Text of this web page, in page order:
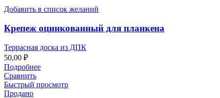
Добавить в список желаний
Крепеж оцинкованный для планкена
Террасная доска из ДПК
50,00 ₽
Подробнее
Сравнить
Быстрый просмотр
Продано